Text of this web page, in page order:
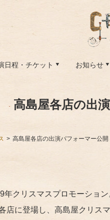
日程・チケット お知らせ
高島屋各店の出
高島屋各店の出演パフォーマー公開
クリスマスプロモーション
店に登場し、高島屋クリス